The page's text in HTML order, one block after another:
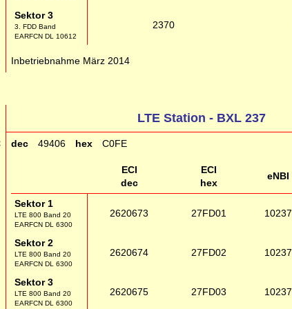
Sektor 3
3. FDD Band
EARFCN DL 10612
2370
Inbetriebnahme März 2014
LTE Station - BXL 237
dec 49406 hex C0FE
ECI
dec
ECI
hex
eNBI
Sektor 1
LTE 800 Band 20
EARFCN DL 6300
2620673 27FD01 10237
Sektor 2
LTE 800 Band 20
EARFCN DL 6300
2620674 27FD02 10237
Sektor 3
LTE 800 Band 20
EARFCN DL 6300
2620675 27FD03 10237